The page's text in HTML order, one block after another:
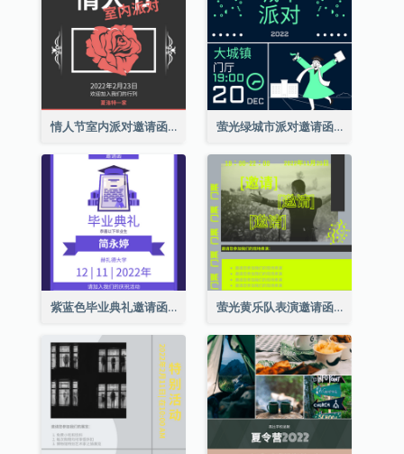
情人节室内派对邀请函 萤光绿城市派对邀请函
紫蓝色毕业典礼邀请函 萤光黄乐队表演邀请函